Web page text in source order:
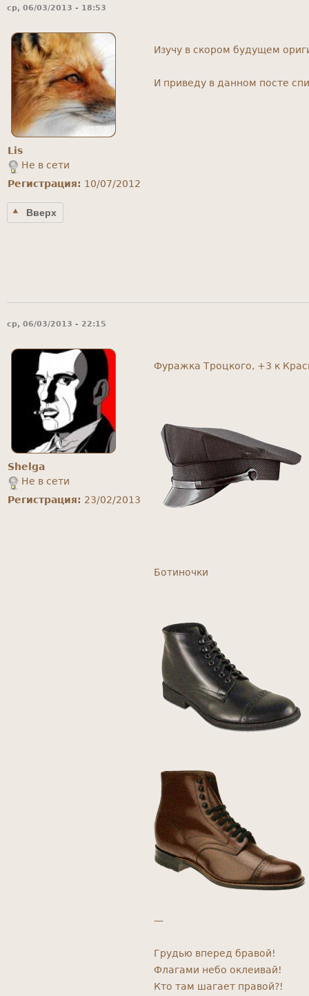
ср, 06/03/2013 - 18:53
Lis
Не в сети
Регистрация: 10/07/2012
Изучу в скором будущем
И приведу в данном посте
Вверх
ср, 06/03/2013 - 22:15
Shelga
Не в сети
Регистрация: 23/02/2013
Фуражка Троцкого, +3 к
Ботиночки
—
Грудью вперед бравой!
Флагами небо оклеивай!
Кто там шагает правой?!